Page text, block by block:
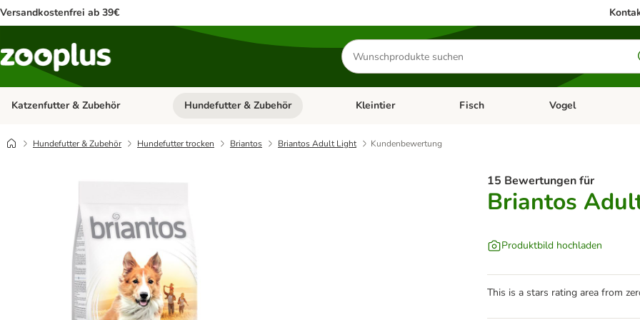
Versandkostenfrei ab 39€
Produkte
suchen
Katzenfutter & Zubehör Kategorie-Menü öffnen: Katzenfutter & Zubehör
Hundefutter & Zubehör Kategorie-Menü öffnen: Hundefutter & Zubehör
Kleintier Kategorie-Menü öffnen: Kleintier
Fisch Kategorie-Menü
Vogel
Hundefutter & Zubehör Hundefutter trocken Briantos Briantos Adult Light Kundenbewertung
15 Bewertungen für
Briantos
Produktbild hochladen
This is a stars rating area from